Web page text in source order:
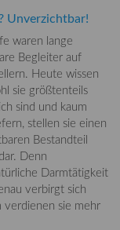
Unverzichtbar!
waren lange
Begleiter auf
Heute wissen
sie größtenteils
sind und kaum
stellen sie einen
Bestandteil
Denn
Darmtätigkeit
verbirgt sich
sie mehr